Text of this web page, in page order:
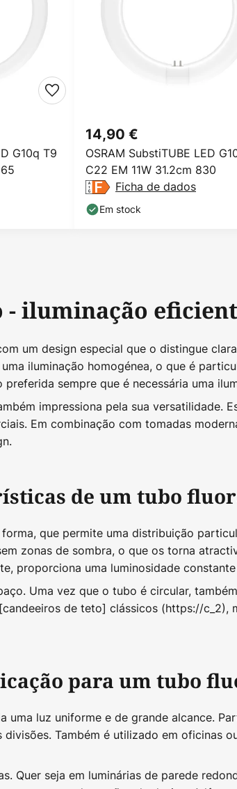
G10q T9
OSRAM SubstiTUBE LED
C22 EM 11W 31.2cm 830
14,90 €
Ficha de dados
Em stock
iluminação
um design especial que o distingue
iluminação homogénea, o que é
sempre que é necessária uma
impressiona pela sua versatilidade.
Em combinação com tomadas
de um tubo
que permite uma distribuição
zonas de sombra, o que os torna
proporciona uma luminosidade
Uma vez que o tubo é circular,
de teto] clássicos (https://
para um tubo
luz uniforme e de grande alcance.
Também é utilizado em oficinas
Quer seja em luminárias de parede